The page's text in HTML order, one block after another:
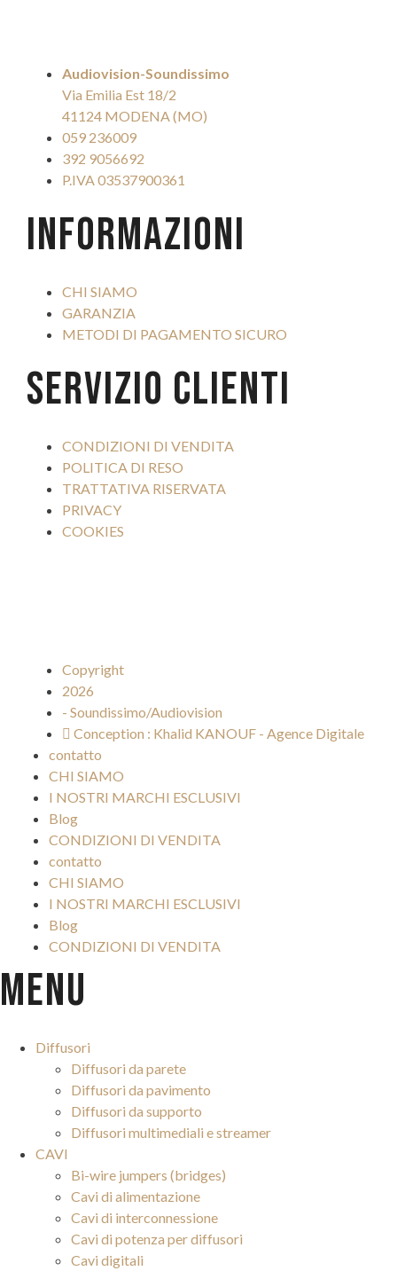
opzioni
possono
essere
scelte
nella
pagina
prodotto
Audiovision-Soundissimo
Via Emilia Est 18/2
41124 MODENA (MO)
059 236009
392 9056692
P.IVA 03537900361
INFORMAZIONI
CHI SIAMO
GARANZIA
METODI DI PAGAMENTO SICURO
SERVIZIO CLIENTI
CONDIZIONI DI VENDITA
POLITICA DI RESO
TRATTATIVA RISERVATA
PRIVACY
COOKIES
Copyright
2026
- Soundissimo/Audiovision
Conception : Khalid KANOUF - Agence Digitale
contatto
CHI SIAMO
I NOSTRI MARCHI ESCLUSIVI
Blog
CONDIZIONI DI VENDITA
contatto
CHI SIAMO
I NOSTRI MARCHI ESCLUSIVI
Blog
CONDIZIONI DI VENDITA
Menu
Diffusori
Diffusori da parete
Diffusori da pavimento
Diffusori da supporto
Diffusori multimediali e streamer
CAVI
Bi-wire jumpers (bridges)
Cavi di alimentazione
Cavi di interconnessione
Cavi di potenza per diffusori
Cavi digitali